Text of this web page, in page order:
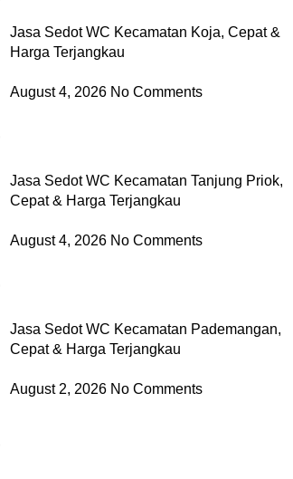
Jasa Sedot WC Kecamatan Koja, Cepat &
Harga Terjangkau
August 4, 2026 No Comments
Jasa Sedot WC Kecamatan Tanjung Priok,
Cepat & Harga Terjangkau
August 4, 2026 No Comments
Jasa Sedot WC Kecamatan Pademangan,
Cepat & Harga Terjangkau
August 2, 2026 No Comments